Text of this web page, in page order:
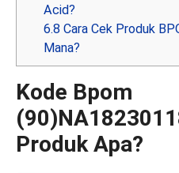
Acid?
6.8 Cara Cek Produk
Mana?
Kode Bpom
Produk Apa?